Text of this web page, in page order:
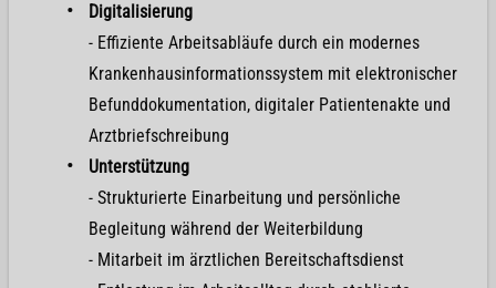
Digitalisierung
- Effiziente Arbeitsabläufe durch ein modernes
Krankenhausinformationssystem mit elektronischer
Befunddokumentation, digitaler Patientenakte und
Arztbriefschreibung
Unterstützung
- Strukturierte Einarbeitung und persönliche
Begleitung während der Weiterbildung
- Mitarbeit im ärztlichen Bereitschaftsdienst